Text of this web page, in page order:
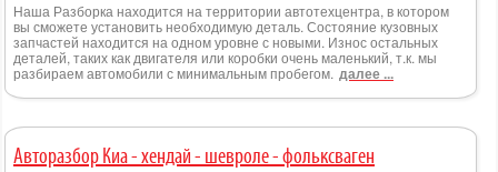
Наша Разборка находится на территории автотехцентра, в котором
вы сможете установить необходимую деталь. Состояние кузовных
запчастей находится на одном уровне с новыми. Износ остальных
деталей, таких как двигателя или коробки очень маленький, т.к. мы
разбираем автомобили с минимальным пробегом. далее ...
Авторазбор Киа - хендай - шевроле - фольксваген